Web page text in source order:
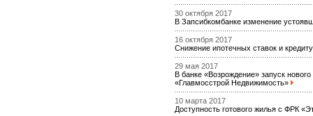
30 октября 2017
В Запсибкомбанке изменение
16 октября 2017
Снижение ипотечных ставок и
29 мая 2017
В банке «Возрождение» запуск
«Главмосстрой Недвижимость»
10 марта 2017
Доступность готового жилья с ФРК